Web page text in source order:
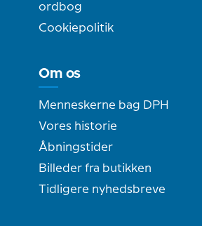
ordbog
Cookiepolitik
Om os
Menneskerne bag DPH
Vores historie
Åbningstider
Billeder fra butikken
Tidligere nyhedsbreve